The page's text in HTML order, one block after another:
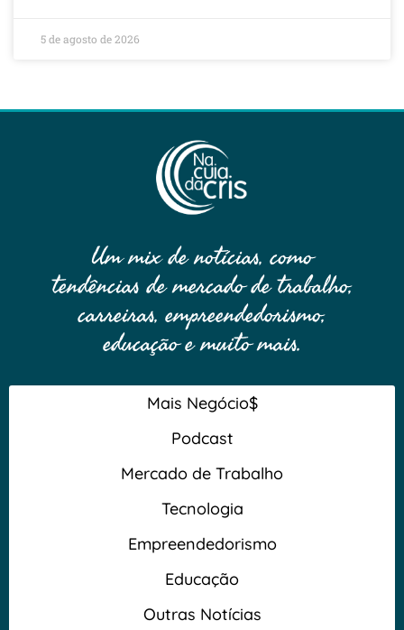
5 de agosto de 2026
Um mix de notícias, como
tendências de mercado de trabalho,
carreiras, empreendedorismo,
educação e muito mais.
Mais Negócio$
Podcast
Mercado de Trabalho
Tecnologia
Empreendedorismo
Educação
Outras Notícias